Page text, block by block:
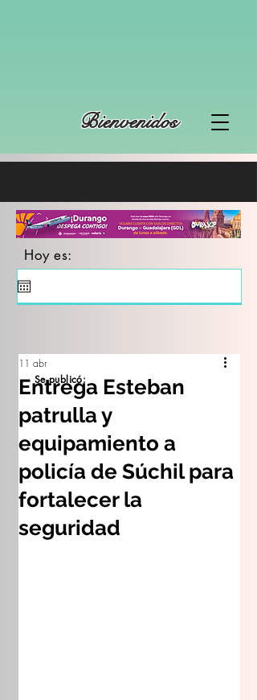
Bienvenidos
Hoy es:
Entrega Esteban
patrulla y
equipamiento a
policía de Súchil para
fortalecer la
seguridad
11 abr
Se publicó: